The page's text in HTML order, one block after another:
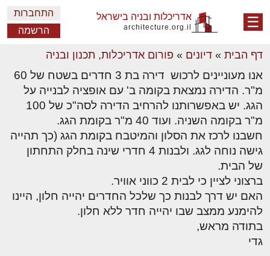
☰ אדריכלות ובניה בישראל
architecture.org.il
התחברות
הרשמה
דף הבית » דיונים » פורום אדריכלות, תכנון ובניה
אנו מעוניינים לרכוש דירה בת 3 חדרים בשטח של 60
מ"ר. הדירה נמצאת בקומה ב' עם אופציה לבנייה על
הגג. יש באפשרותנו להרחיב הדירה לסה"כ של 100
מ"ר בקומה השניה. ועוד 40 מ"ר בקומת הגג.
חשבנו לרכז את הסלון והמיטבח בקומת הגג (כך תהייה
גישה נוחה לגג. ולבנות 4 חדרי שינה בחלק התחתון
של הבית.
ברצוני לציין כי לבית 2 כווני אוויר.
האם יש דרך לבנות כך שלכל החדרים יהייה חלון, היינו
להימנע ממצב שבו יהייה חדר ללא חלון.
בתודה מראש,
גדי